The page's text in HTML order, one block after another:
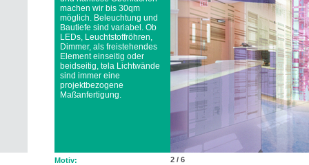
machen wir bis 30qm
möglich. Beleuchtung und
Bautiefe sind variabel. Ob
LEDs, Leuchtstoffröhren,
Dimmer, als freistehendes
Element einseitig oder
beidseitig, tela Lichtwände
sind immer eine
projektbezogene
Maßanfertigung.
Motiv:
2 / 6